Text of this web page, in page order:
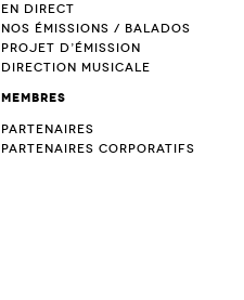
En direct
Nos émissions / Balados
Projet d’Émission
Direction musicale
Membres
Partenaires
Partenaires corporatifs